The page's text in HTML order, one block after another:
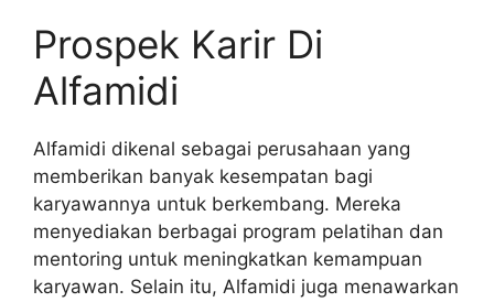
Prospek Karir Di
Alfamidi
Alfamidi dikenal sebagai perusahaan yang
memberikan banyak kesempatan bagi
karyawannya untuk berkembang. Mereka
menyediakan berbagai program pelatihan dan
mentoring untuk meningkatkan kemampuan
karyawan. Selain itu, Alfamidi juga menawarkan